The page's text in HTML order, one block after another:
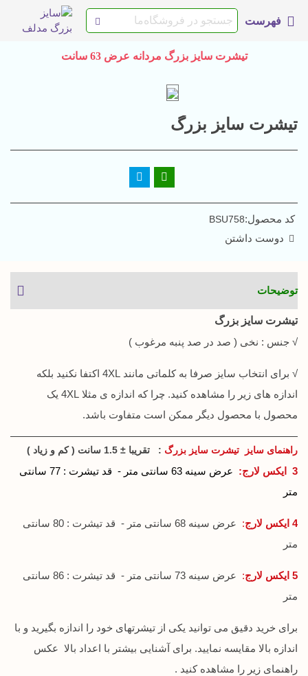
فهرست
تیشرت سایز بزرگ مردانه عرض 63 سانت
تیشرت سایز بزرگ
کد محصول:BSU758
دوست داشتن
توضیحات
تیشرت سایز بزرگ
√ جنس : نخی ( صد در صد پنبه مرغوب )
√ برای انتخاب سایز صرفا به کلماتی مانند 4XL اکتفا نکنید بلکه
اندازه های زیر را مشاهده کنید. چرا که اندازه ی مثلا 4XL یک
محصول با محصول دیگر ممکن است متفاوت باشد.
راهنمای سایز تیشرت سایز بزرگ : تقریبا ± 1.5 سانت ( کم و زیاد )
3 ایکس لارج :
عرض سینه 63 سانتی متر - قد تیشرت : 77 سانتی
متر
4 ایکس لارج :
عرض سینه 68 سانتی متر - قد تیشرت : 80 سانتی
متر
5 ایکس لارج :
عرض سینه 73 سانتی متر - قد تیشرت : 86 سانتی
متر
برای خرید دقیق می توانید یکی از تیشرتهای خود را اندازه بگیرید و با
اندازه بالا مقایسه نمایید. برای آشنایی بیشتر با اعداد بالا عکس
راهنمای زیر را مشاهده کنید .